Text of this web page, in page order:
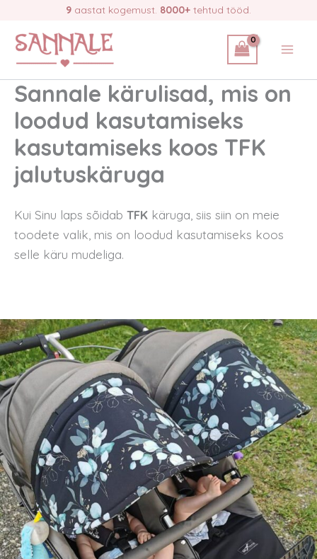
content
9 aastat kogemust. 8000+ tehtud tööd.
Sannale kärulisad, mis on
loodud kasutamiseks
kasutamiseks koos TFK
jalutuskäruga
Kui Sinu laps sõidab TFK käruga, siis siin on meie
toodete valik, mis on loodud kasutamiseks koos
selle käru mudeliga.